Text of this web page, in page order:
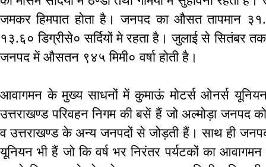
जमकर हिमपात होता है। जनपद का औसत तापमान
१३.६० डिग्रीसे० सर्दियों मे रहता है। जुलाई से सितंबर तक
जनपद में औसतन ९४५ मिमी० वर्षा होती है।
आवागमन के मुख्य साधनों में कुमाऊं मोटर्स ओनर्स
उत्तराखण्ड परिवहन निगम की बसें हैं जो अल्मोड़ा जनपद
व उत्तराखण्ड के अन्य जनपदों से जोड़ती हैं। साथ ही
यूनियन भी हैं जो कि वर्ष भर निरंतर पर्यटकों का